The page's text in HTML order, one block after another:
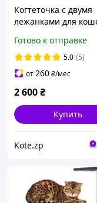
Когтеточка с двумя
лежанками для
Готово к отправке
5.0 (5)
от260₴/мес
2 600₴
Купить
Kote.zp